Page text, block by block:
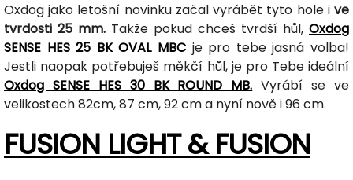
Oxdog jako letošní novinku začal vyrábět tyto hole i ve
tvrdosti 25 mm. Takže pokud chceš tvrdší hůl, Oxdog
SENSE HES 25 BK OVAL MBC je pro tebe jasná volba!
Jestli naopak potřebuješ měkčí hůl, je pro Tebe ideální
Oxdog SENSE HES 30 BK ROUND MB. Vyrábí se ve
velikostech 82cm, 87 cm, 92 cm a nyní nově i 96 cm.
FUSION LIGHT & FUSION